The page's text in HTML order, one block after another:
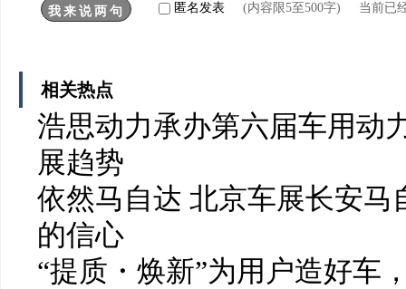
匿名发表 (内容限5至500字) 当前已
相关热点
浩思动力承办第六届车用动
展趋势
依然马自达 北京车展长安
的信心
“提质・焕新”为用户造好车